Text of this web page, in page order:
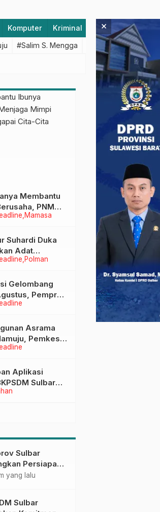
Komputer Kriminal Lifestyle
#Salim S. Mengga #featured #Polda
Mamasa
Membantu
PNM
Mimpi
Cita-Cita
Polman
Suhardi Duka
Adat
Raih Gelar Sulo
Gelombang
Pemprov
Warga Jaga
Asrama
Pemkesra
Haji
Aplikasi
Sulbar
Sulbar
Persiapan
81 RI, Puncak
yang lalu
Sulbar
×